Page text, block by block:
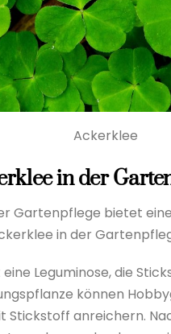
Ackerklee
in der
Gartenpflege bietet
in der
Leguminose, die
können
Stickstoff anreichern.